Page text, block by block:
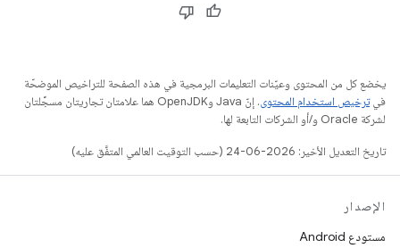
يخضع كل من المحتوى وعيّنات التعليمات البرمجية في هذه الصفحة للتراخيص الموضحّة
فيترخيص استخدام المحتوى
. إنّ Java وOpenJDK هما علامتان تجاريتان مسجَّلتان
لشركة Oracle و/أو الشركات التابعة لها.
تاريخ التعديل الأخير: 2026-06-24 (حسب التوقيت العالمي المتفَّق عليه)
الإصدار
مستودع Android